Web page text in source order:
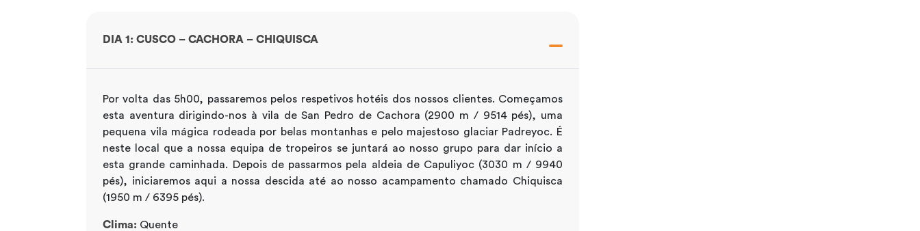
DIA 1: CUSCO – CACHORA – CHIQUISCA
Por volta das 5h00, passaremos pelos respetivos hotéis dos nossos clientes. Começamos
esta aventura dirigindo-nos à vila de San Pedro de Cachora (2900 m / 9514 pés), uma
pequena vila mágica rodeada por belas montanhas e pelo majestoso glaciar Padreyoc. É
neste local que a nossa equipa de tropeiros se juntará ao nosso grupo para dar início a
esta grande caminhada. Depois de passarmos pela aldeia de Capuliyoc (3030 m / 9940
pés), iniciaremos aqui a nossa descida até ao nosso acampamento chamado Chiquisca
(1950 m / 6395 pés).
Clima: Quente